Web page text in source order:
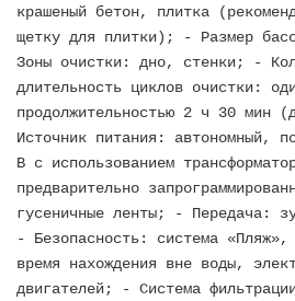
крашеный бетон, плитка
щетку для плитки); - Размер
Зоны очистки: дно, стенки; -
длительность циклов очистки:
продолжительностью 2 ч 30 мин
Источник питания: автономный,
В с использованием
предварительно
гусеничные ленты; - Передача:
- Безопасность: система «Пляж»,
время нахождения вне воды,
двигателей; - Система